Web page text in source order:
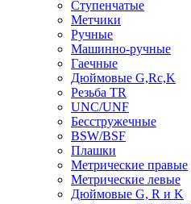
Ступенчатые
Метчики
Ручные
Машинно-ручные
Гаечные
Дюймовые G,Rc,K
Резьба TR
UNC/UNF
Бесстружечные
BSW/BSF
Плашки
Метрические правые
Метрические левые
Дюймовые G, R и K